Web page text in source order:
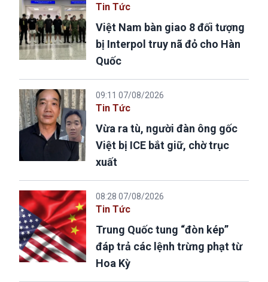
Tin Tức
Việt Nam bàn giao 8 đối tượng
bị Interpol truy nã đỏ cho Hàn
Quốc
09:11 07/08/2026
Tin Tức
Vừa ra tù, người đàn ông gốc
Việt bị ICE bắt giữ, chờ trục
xuất
08:28 07/08/2026
Tin Tức
Trung Quốc tung “đòn kép”
đáp trả các lệnh trừng phạt từ
Hoa Kỳ